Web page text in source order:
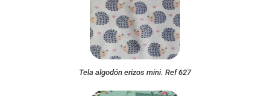
Tela algodón erizos mini. Ref 627